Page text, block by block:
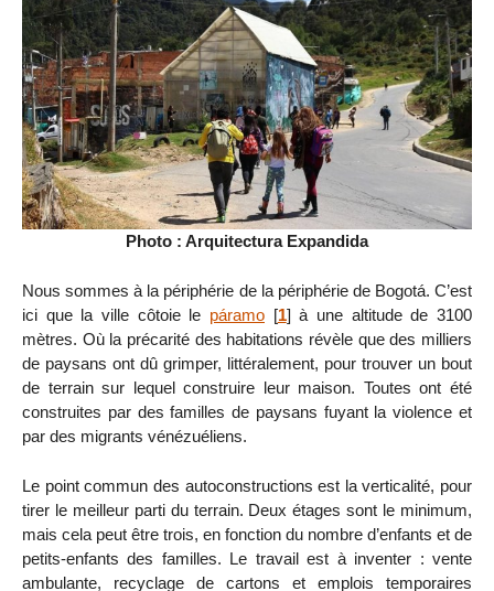
Photo : Arquitectura Expandida
Nous sommes à la périphérie de la périphérie de Bogotá. C’est
ici que la ville côtoie le páramo [1] à une altitude de 3100
mètres. Où la précarité des habitations révèle que des milliers
de paysans ont dû grimper, littéralement, pour trouver un bout
de terrain sur lequel construire leur maison. Toutes ont été
construites par des familles de paysans fuyant la violence et
par des migrants vénézuéliens.
Le point commun des autoconstructions est la verticalité, pour
tirer le meilleur parti du terrain. Deux étages sont le minimum,
mais cela peut être trois, en fonction du nombre d’enfants et de
petits-enfants des familles. Le travail est à inventer : vente
ambulante, recyclage de cartons et emplois temporaires